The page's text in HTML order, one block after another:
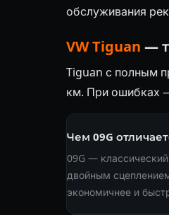
обслуживания
VW Tiguan —
Tiguan с полным
км. При ошибках
Чем 09G
09G —
двойным
экономичнее и